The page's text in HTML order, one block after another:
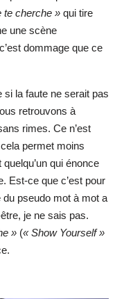
te cherche »qui tire
une scène
dommage que ce
si la faute ne serait pas
retrouvons à
rimes. Ce n’est
cela permet moins
qui énonce
Est-ce que c’est pour
pseudo mot à mot a
je ne sais pas.
»(« Show Yourself »